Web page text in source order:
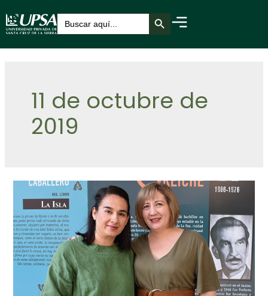
Buscar: Botón de búsqueda
11 de octubre de
2019